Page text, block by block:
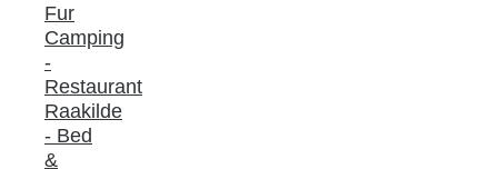
Fur
Camping
-
Restaurant
Raakilde
- Bed
&